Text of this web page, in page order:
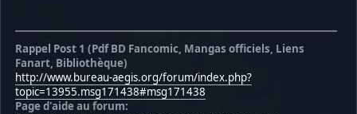
Rappel Post 1 (Pdf BD Fancomic, Mangas officiels, Liens
Fanart, Bibliothèque)
http://www.bureau-aegis.org/forum/index.php?
topic=13955.msg171438#msg171438
Page d'aide au forum: